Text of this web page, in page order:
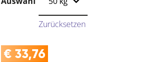
Zurücksetzen
€ 33,76